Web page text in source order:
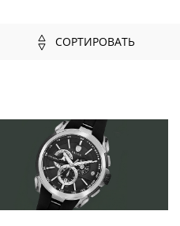
СОРТИРОВАТЬ